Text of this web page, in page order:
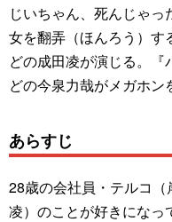
じいちゃん、死んじゃ
女を翻弄（ほんろう）
どの成田凌が演じる。
どの今泉力哉がメガホン
あらすじ
28歳の会社員・テルコ
凌）のことが好きになっ